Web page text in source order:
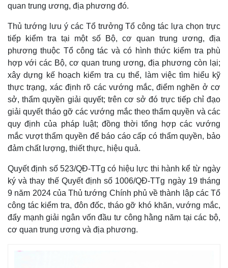
Pháp luật
Tin nóng
Tư vấn luật
Quân sự - Quốc phòng
Việt Nam
Phân tích
quan trung ương, địa phương đó.
Thủ tướng lưu ý các Tổ trưởng Tổ công tác lựa chọn trực
tiếp kiểm tra tại một số Bộ, cơ quan trung ương, địa
phương thuộc Tổ công tác và có hình thức kiểm tra phù
hợp với các Bộ, cơ quan trung ương, địa phương còn lại;
xây dựng kế hoạch kiểm tra cụ thể, làm việc tìm hiểu kỹ
thực trạng, xác định rõ các vướng mắc, điểm nghẽn ở cơ
sở, thẩm quyền giải quyết; trên cơ sở đó trực tiếp chỉ đạo
giải quyết tháo gỡ các vướng mắc theo thẩm quyền và các
quy định của pháp luật; đồng thời tổng hợp các vướng
mắc vượt thẩm quyền để báo cáo cấp có thẩm quyền, bảo
đảm chất lượng, thiết thực, hiệu quả.
Quyết định số 523/QĐ-TTg có hiệu lực thi hành kể từ ngày
ký và thay thế Quyết định số 1006/QĐ-TTg ngày 19 tháng
9 năm 2024 của Thủ tướng Chính phủ về thành lập các Tổ
công tác kiểm tra, đôn đốc, tháo gỡ khó khăn, vướng mắc,
đẩy mạnh giải ngân vốn đầu tư công hằng năm tại các bộ,
cơ quan trung ương và địa phương.